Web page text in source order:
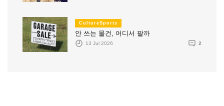
CultureSports
안 쓰는 물건, 어디서 팔까
13 Jul 2026 2